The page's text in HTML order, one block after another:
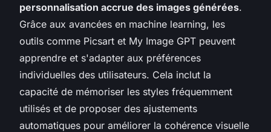
personnalisation accrue des images générées.
Grâce aux avancées en machine learning, les
outils comme Picsart et My Image GPT peuvent
apprendre et s'adapter aux préférences
individuelles des utilisateurs. Cela inclut la
capacité de mémoriser les styles fréquemment
utilisés et de proposer des ajustements
automatiques pour améliorer la cohérence visuelle